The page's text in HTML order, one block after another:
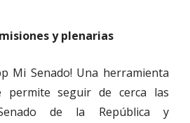
y plenarias
Mi Senado! Una herramienta
permite seguir de cerca las
de la República y